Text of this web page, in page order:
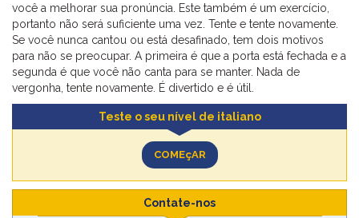
você a melhorar sua pronúncia. Este também é um exercício,
portanto não será suficiente uma vez. Tente e tente novamente.
Se você nunca cantou ou está desafinado, tem dois motivos
para não se preocupar. A primeira é que a porta está fechada e a
segunda é que você não canta para se manter. Nada de
vergonha, tente novamente. É divertido e é útil.
Teste o seu nível de italiano
COMEçAR
Contate-nos